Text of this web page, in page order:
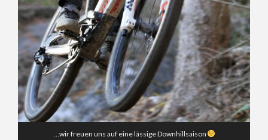
…wir freuen uns auf eine lässige Downhillsaison